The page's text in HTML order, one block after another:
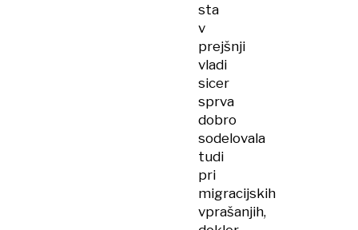
sta
v
prejšnji
vladi
sicer
sprva
dobro
sodelovala
tudi
pri
migracijskih
vprašanjih,